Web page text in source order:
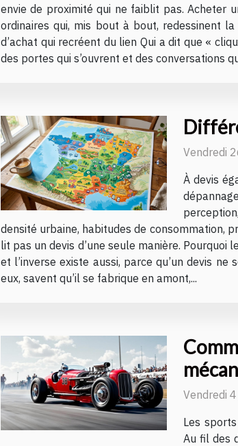
envie de proximité qui ne faiblit pas. Acheter
ordinaires qui, mis bout à bout, redessinent
d’achat qui recréent du lien Qui a dit que «
des portes qui s’ouvrent et des conversations
Vendredi
À devis
densité urbaine, habitudes de consommation,
lit pas un devis d’une seule manière. Pourquoi
et l’inverse existe aussi, parce qu’un devis
eux, savent qu’il se fabrique en amont,...
Vendredi
Les
Au fil des